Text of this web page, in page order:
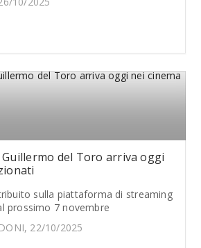
del Toro arriva oggi
sulla piattaforma di streaming
prossimo 7 novembre
22/10/2025